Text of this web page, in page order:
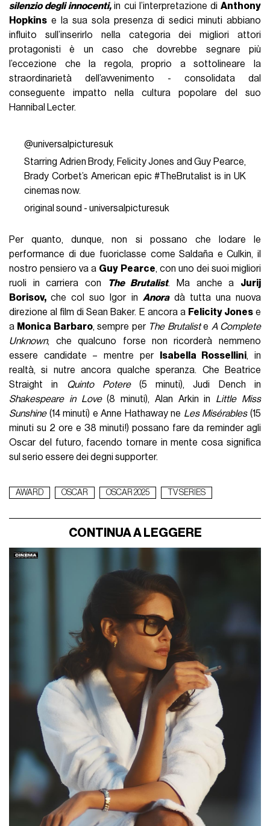
silenzio degli innocenti,in cui l’interpretazione di Anthony
Hopkins e la sua sola presenza di sedici minuti abbiano
influito sull’inserirlo nella categoria dei migliori attori
protagonisti è un caso che dovrebbe segnare più
l’eccezione che la regola, proprio a sottolineare la
straordinarietà dell’avvenimento - consolidata dal
conseguente impatto nella cultura popolare del suo
Hannibal Lecter.
@universalpicturesuk
Starring Adrien Brody, Felicity Jones and Guy Pearce,
Brady Corbet’s American epic #TheBrutalist is in UK
cinemas now.
original sound - universalpicturesuk
Per quanto, dunque, non si possano che lodare le
performance di due fuoriclasse come Saldaña e Culkin, il
nostro pensiero va a Guy Pearce, con uno dei suoi migliori
ruoli in carriera con
The Brutalist. Ma anche a Jurij
Borisov,che col suo Igor in Anoradà tutta una nuova
direzione al film di Sean Baker. E ancora a Felicity Jonese
a Monica Barbaro, sempre per The Brutaliste A Complete
Unknown, che qualcuno forse non ricorderà nemmeno
essere candidate – mentre per
Isabella Rossellini, in
realtà, si nutre ancora qualche speranza. Che Beatrice
Straight in Quinto Potere(5 minuti), Judi Dench in
Shakespeare in Love(8 minuti), Alan Arkin in Little Miss
Sunshine(14 minuti) e Anne Hathaway ne Les Misérables(15
minuti su 2 ore e 38 minuti!) possano fare da reminder agli
Oscar del futuro, facendo tornare in mente cosa significa
sul serio essere dei degni supporter.
AWARD OSCAR OSCAR 2025 TV SERIES
CONTINUA A LEGGERE